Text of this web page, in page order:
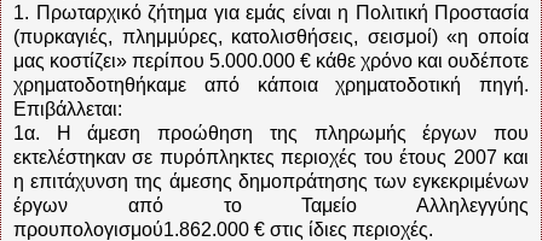
1. Πρωταρχικό ζήτημα για εμάς είναι η Πολιτική Προστασία
(πυρκαγιές, πλημμύρες, κατολισθήσεις, σεισμοί) «η οποία
μας κοστίζει» περίπου 5.000.000 € κάθε χρόνο και ουδέποτε
χρηματοδοτηθήκαμε από κάποια χρηματοδοτική πηγή.
Επιβάλλεται:
1α. Η άμεση προώθηση της πληρωμής έργων που
εκτελέστηκαν σε πυρόπληκτες περιοχές του έτους 2007 και
η επιτάχυνση της άμεσης δημοπράτησης των εγκεκριμένων
έργων από το Ταμείο Αλληλεγγύης
προυπολογισμού1.862.000 € στις ίδιες περιοχές.